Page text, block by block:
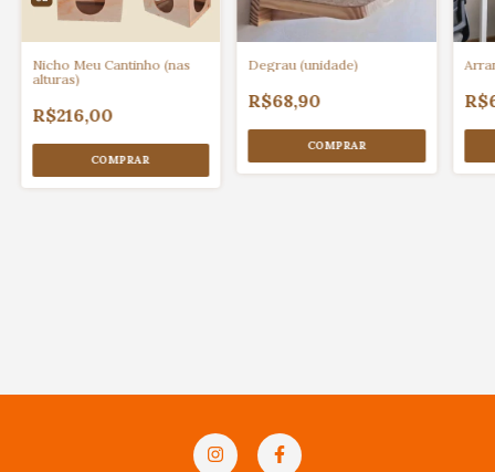
Nicho Meu Cantinho (nas
alturas)
R$216,00
COMPRAR
Degrau (unidade)
R$68,90
COMPRAR